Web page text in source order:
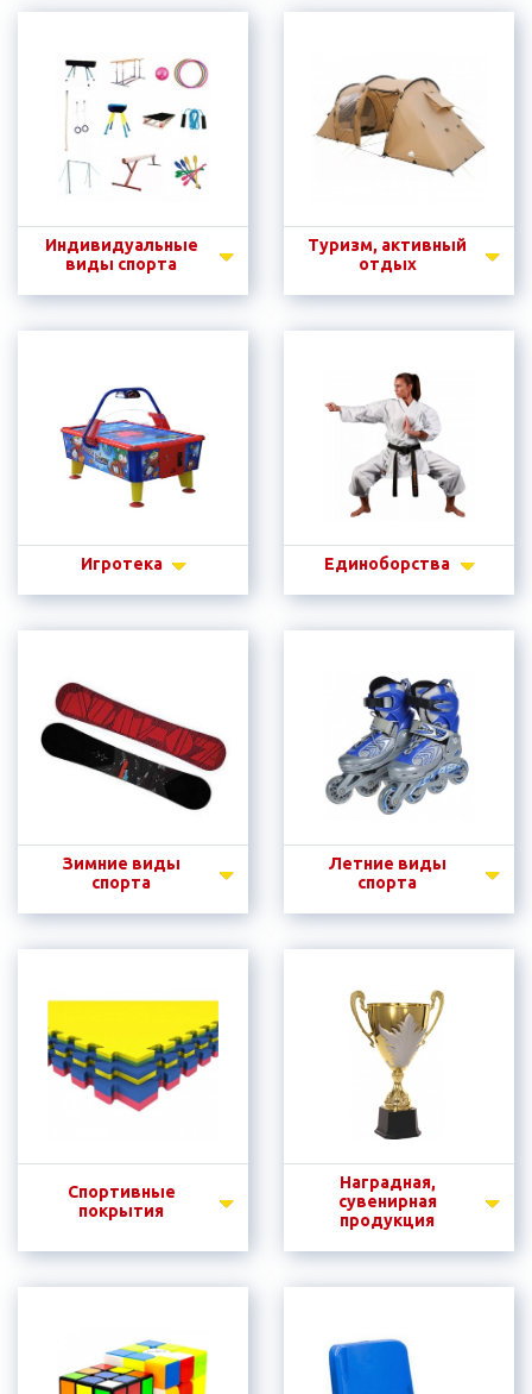
Индивидуальные
виды спорта
Туризм, активный
отдых
Игротека Единоборства
Зимние виды
спорта
Летние виды
спорта
Спортивные
покрытия
Наградная,
сувенирная
продукция